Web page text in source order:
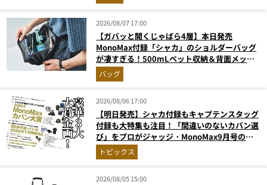
2026/08/07 17:00
【ガバッと開くじゃばら4層】本日発売
MonoMax付録「シャカ」のショルダーバッグ
が凄すぎる！500mLペット収納＆背面メッシ
ュでベタつかない
バッグ
2026/08/06 17:00
【明日発売】シャカ付録もキャプテンスタッグ
付録も大特集も注目！「間違いのないカバン選
び」をプロがジャッジ・MonoMax9月号の目
次を公開
トピックス
2026/08/05 15:00